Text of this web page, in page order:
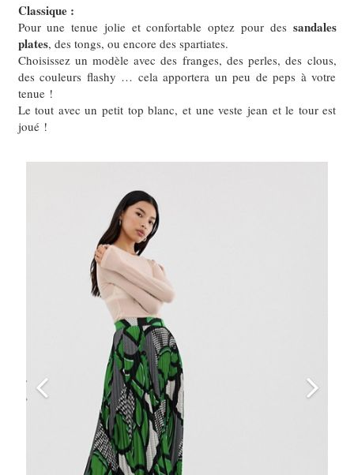
Classique :
Pour une tenue jolie et confortable optez pour des sandales
plates, des tongs, ou encore des spartiates.
Choisissez un modèle avec des franges, des perles, des clous,
des couleurs flashy … cela apportera un peu de peps à votre
tenue !
Le tout avec un petit top blanc, et une veste jean et le tour est
joué !